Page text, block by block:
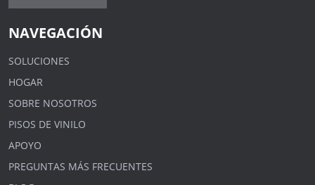
NAVEGACIÓN
SOLUCIONES
HOGAR
SOBRE NOSOTROS
PISOS DE VINILO
APOYO
PREGUNTAS MÁS FRECUENTES